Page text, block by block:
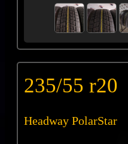
235/55 r20
Headway PolarStar